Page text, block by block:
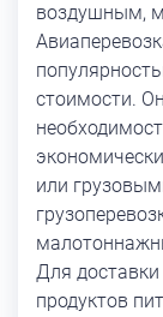
воздушным,
стоимости.
или
Для
продуктов